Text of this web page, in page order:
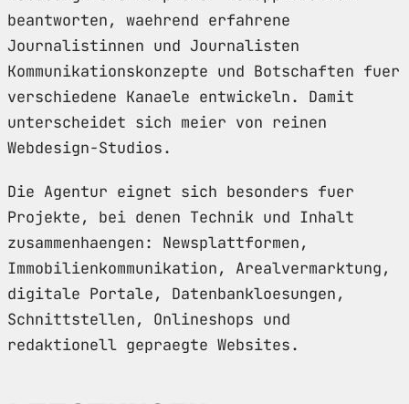
beantworten, waehrend erfahrene
Journalistinnen und Journalisten
Kommunikationskonzepte und Botschaften fuer
verschiedene Kanaele entwickeln. Damit
unterscheidet sich meier von reinen
Webdesign-Studios.
Die Agentur eignet sich besonders fuer
Projekte, bei denen Technik und Inhalt
zusammenhaengen: Newsplattformen,
Immobilienkommunikation, Arealvermarktung,
digitale Portale, Datenbankloesungen,
Schnittstellen, Onlineshops und
redaktionell gepraegte Websites.